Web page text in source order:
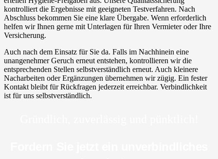
kontrolliert die Ergebnisse mit geeigneten Testverfahren. Nach
Abschluss bekommen Sie eine klare Übergabe. Wenn erforderlich
helfen wir Ihnen gerne mit Unterlagen für Ihren Vermieter oder Ihre
Versicherung.
Auch nach dem Einsatz für Sie da. Falls im Nachhinein eine
unangenehmer Geruch erneut entstehen, kontrollieren wir die
entsprechenden Stellen selbstverständlich erneut. Auch kleinere
Nacharbeiten oder Ergänzungen übernehmen wir zügig. Ein fester
Kontakt bleibt für Rückfragen jederzeit erreichbar. Verbindlichkeit
ist für uns selbstverständlich.